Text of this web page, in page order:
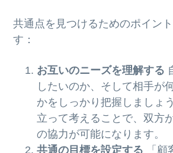
共通点を見つけるためのポイン
す：
お互いのニーズを理解する
したいのか、そして相手が
かをしっかり把握しましょ
立って考えることで、双方
の協力が可能になります。
共通の目標を設定する 「顧